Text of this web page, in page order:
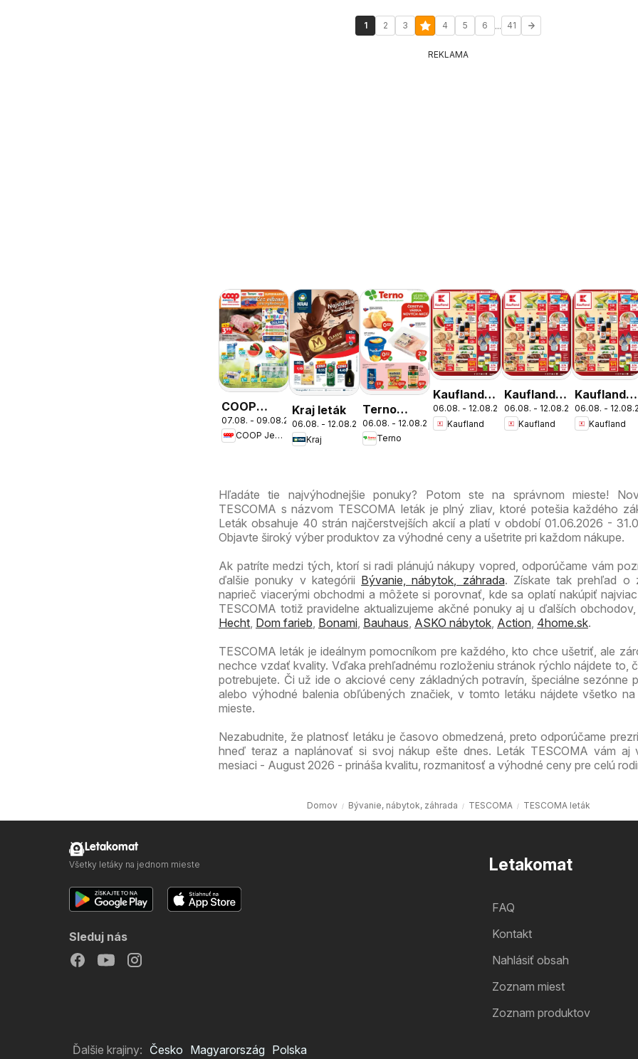
1 2 3 4 5 6 ... 41
REKLAMA
COOP
Jednota
cez víkend
07.08. - 09.08.2026
COOP Jednota
Kraj leták
06.08. - 12.08.2026
Kraj
Terno
leták
06.08. - 12.08.2026
Terno
Kaufland
Bratislava-
Patrónka
06.08. - 12.08.2026
Kaufland
Kaufland
Bratislava-
Nové
06.08. - 12.08.2026
Kaufland
Kaufland
Bratislava-
Petržalka
06.08. -
Kaufland
Hľadáte tie najvýhodnejšie ponuky? Potom ste na správnom mieste!
TESCOMA s názvom TESCOMA leták je plný zliav, ktoré potešia každého
Leták obsahuje 40 strán najčerstvejších akcií a platí v období 01.06.2026 -
Objavte široký výber produktov za výhodné ceny a ušetrite pri každom nákupe.
Ak patríte medzi tých, ktorí si radi plánujú nákupy vopred, odporúčame vám
ďalšie ponuky v kategórii Bývanie, nábytok, záhrada. Získate tak prehľad o
naprieč viacerými obchodmi a môžete si porovnať, kde sa oplatí nakúpiť
TESCOMA totiž pravidelne aktualizujeme akčné ponuky aj u ďalších
Hecht, Dom farieb, Bonami, Bauhaus, ASKO nábytok, Action, 4home.sk.
TESCOMA leták je ideálnym pomocníkom pre každého, kto chce ušetriť, ale
nechce vzdať kvality. Vďaka prehľadnému rozloženiu stránok rýchlo nájdete to,
potrebujete. Či už ide o akciové ceny základných potravín, špeciálne sezónne
alebo výhodné balenia obľúbených značiek, v tomto letáku nájdete všetko na
mieste.
Nezabudnite, že platnosť letáku je časovo obmedzená, preto odporúčame
hneď teraz a naplánovať si svoj nákup ešte dnes. Leták TESCOMA vám aj
mesiaci - August 2026 - prináša kvalitu, rozmanitosť a výhodné ceny pre celú
Domov Bývanie, nábytok, záhrada TESCOMA TESCOMA leták
Letakomat
FAQ
Kontakt
Nahlásiť obsah
Zoznam miest
Zoznam produktov
Letakomat
Všetky letáky na jednom mieste
Sleduj nás
Ďalšie krajiny: Česko Magyarország Polska